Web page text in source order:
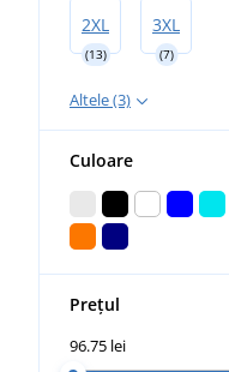
2XL
(13)
3XL
(7)
Altele (3)
Culoare
Prețul
96.75 lei